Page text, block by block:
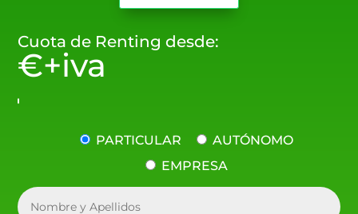
Cuota de Renting desde:
€+iva
PARTICULAR
AUTÓNOMO
EMPRESA